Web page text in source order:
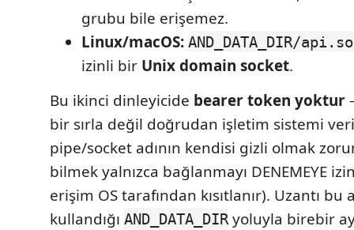
grubu bile erişemez.
Linux/macOS: AND_DATA_DIR/
izinli bir Unix domain socket.
Bu ikinci dinleyicide bearer token yoktur
bir sırla değil doğrudan işletim sistemi
pipe/socket adının kendisi gizli olmak
bilmek yalnızca bağlanmayı DENEMEYE
erişim OS tarafından kısıtlanır). Uzantı bu
kullandığı AND_DATA_DIRyoluyla birebir